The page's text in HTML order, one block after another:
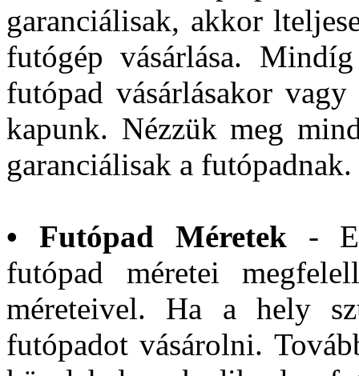
garanciálisak, akkor
futógép vásárlása.
futópad vásárlásakor
kapunk. Nézzük meg
garanciálisak a futópadnak.
• Futópad Méretek-
futópad méretei
méreteivel. Ha a hely
futópadot vásárolni.